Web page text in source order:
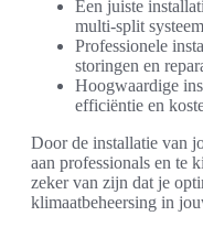
Een juiste
multi-split systeem
Professionele
storingen en
Hoogwaardige
efficiëntie en
Door de installatie van
aan professionals en te
zeker van zijn dat je
klimaatbeheersing in